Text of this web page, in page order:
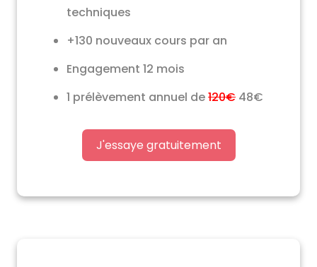
techniques
+130 nouveaux cours par an
Engagement 12 mois
1 prélèvement annuel de120€ 48€
J'essaye gratuitement